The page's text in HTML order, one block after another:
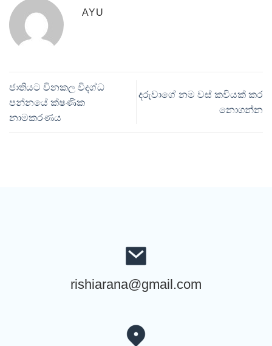
AYU
ජාතියට විනකල විදග්ධ
පන්නයේ ක්ෂණික
නාමකරණය
දරුවාගේ නම වස් කවියක් කර
නොගන්න
rishiarana@gmail.com